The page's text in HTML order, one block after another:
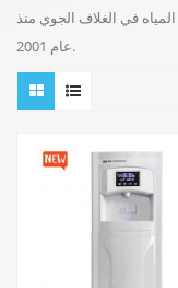
في الغلاف الجوي منذ
عام 2001.